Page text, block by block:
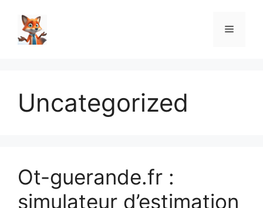
contenu
Menu
Uncategorized
Ot-guerande.fr :
simulateur d’estimation